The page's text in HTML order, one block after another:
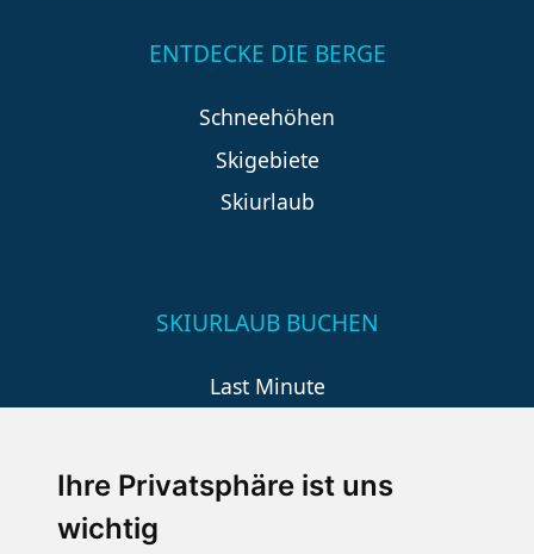
Ihre Privatsphäre ist uns
wichtig
ENTDECKE DIE BERGE
Schneehöhen
Skigebiete
Skiurlaub
SKIURLAUB BUCHEN
Last Minute
Wellness